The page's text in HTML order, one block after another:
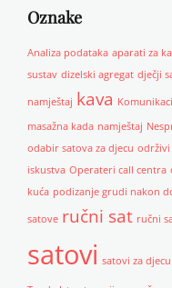
Oznake
Analiza podataka aparati za
sustav dizelski agregat dječji
namještaj kava
masažna kada namještaj
odabir satova za djecu održivi
iskustva Operateri call centra
kuća podizanje grudi nakon
satove ručni sat ručni
satovi satovi za djecu